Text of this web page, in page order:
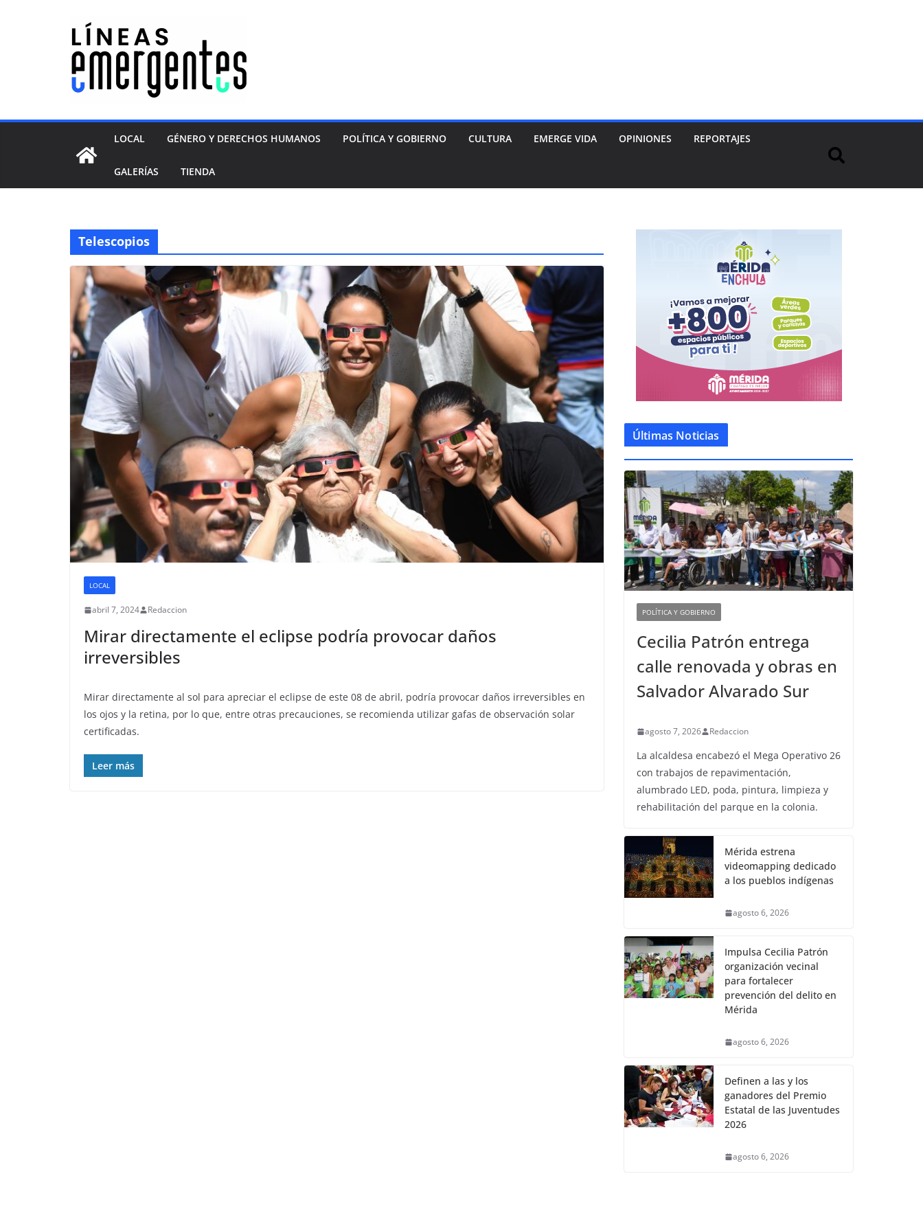
LOCAL GÉNERO Y DERECHOS HUMANOS POLÍTICA Y GOBIERNO CULTURA EMERGE VIDA OPINIONES REPORTAJES
GALERÍAS TIENDA
Telescopios
LOCAL
abril 7, 2024 Redaccion
Mirar directamente el eclipse podría provocar daños
irreversibles
Mirar directamente al sol para apreciar el eclipse de este 08 de abril, podría provocar daños irreversibles en
los ojos y la retina, por lo que, entre otras precauciones, se recomienda utilizar gafas de observación solar
certificadas.
Leer más
Últimas Noticias
POLÍTICA Y GOBIERNO
Cecilia Patrón entrega
calle renovada y obras en
Salvador Alvarado Sur
agosto 7, 2026 Redaccion
La alcaldesa encabezó el Mega Operativo 26
con trabajos de repavimentación,
alumbrado LED, poda, pintura, limpieza y
rehabilitación del parque en la colonia.
Mérida estrena
videomapping dedicado
a los pueblos indígenas
agosto 6, 2026
Impulsa Cecilia Patrón
organización vecinal
para fortalecer
prevención del delito en
Mérida
agosto 6, 2026
Definen a las y los
ganadores del Premio
Estatal de las Juventudes
2026
agosto 6, 2026